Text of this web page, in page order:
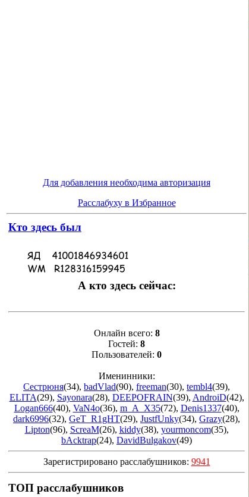
Для добавления необходима авторизация
Расслабуху в Избранное
Кто здесь был
А кто здесь сейчас:
Онлайн всего: 8
Гостей: 8
Пользователей: 0
Именинники:
Сестрюня(34), badVlad(90), freeman(30), tembl4(39),
ELITA(29), Sayonara(28), DEEPOFRAIN(39), AndroiD(42),
Logan666(40), VaN4o(36), m_A_X35(72), Denis1337(40),
dark6996(32), GeT_R1gHT(29), JustfUnky(34), Grazy(28),
Lipton(96), ScreaM(26), kiddy(38), yourmoncom(35),
bAcktrap(24), DavidBulgakov(49)
Зарегистрировано расслабушников: 9941
ТОП расслабушников